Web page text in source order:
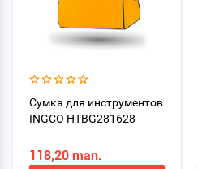
Сумка для инструментов
INGCO HTBG281628
118,20 man.